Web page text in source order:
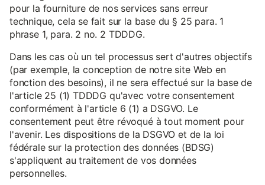
pour la fourniture de nos services sans erreur
technique, cela se fait sur la base du § 25 para. 1
phrase 1, para. 2 no. 2 TDDDG.
Dans les cas où un tel processus sert d'autres objectifs
(par exemple, la conception de notre site Web en
fonction des besoins), il ne sera effectué sur la base de
l'article 25 (1) TDDDG qu'avec votre consentement
conformément à l'article 6 (1) a DSGVO. Le
consentement peut être révoqué à tout moment pour
l'avenir. Les dispositions de la DSGVO et de la loi
fédérale sur la protection des données (BDSG)
s'appliquent au traitement de vos données
personnelles.